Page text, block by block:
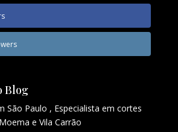
Blog
São Paulo , Especialista em cortes
e Vila Carrão